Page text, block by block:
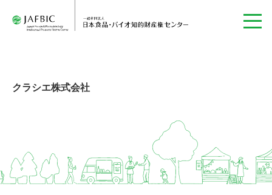
クラシエ株式会社